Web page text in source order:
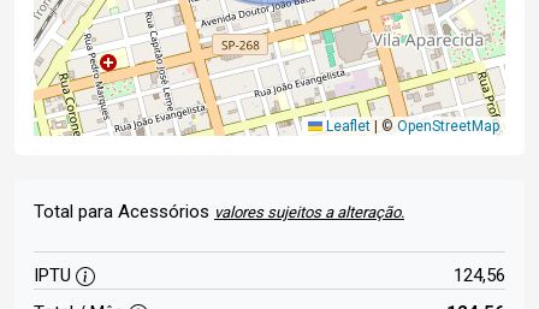
Leaflet | ©OpenStreetMap
Total para Acessórios valores sujeitos a alteração.
IPTU
124,56